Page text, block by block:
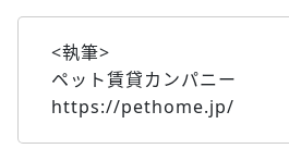
<執筆>
ペット賃貸カンパニー
https://pethome.jp/